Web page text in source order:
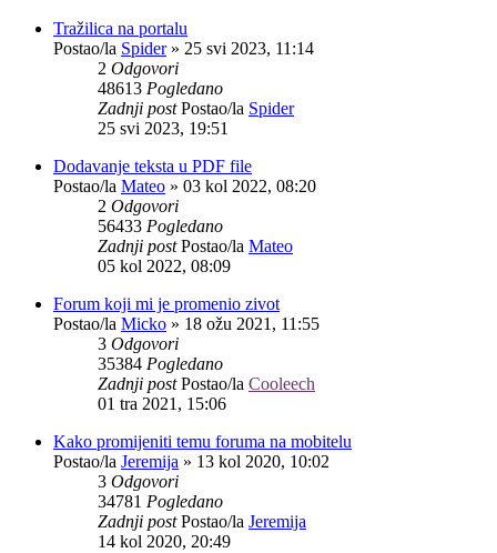
Tražilica na portalu
Postao/la Spider» 25 svi 2023, 11:14
2 Odgovori
48613 Pogledano
Zadnji postPostao/la Spider
25 svi 2023, 19:51
Dodavanje teksta u PDF file
Postao/la Mateo » 03 kol 2022, 08:20
2 Odgovori
56433 Pogledano
Zadnji postPostao/la Mateo
05 kol 2022, 08:09
Forum koji mi je promenio zivot
Postao/la Micko » 18 ožu 2021, 11:55
3 Odgovori
35384 Pogledano
Zadnji postPostao/la Cooleech
01 tra 2021, 15:06
Kako promijeniti temu foruma na mobitelu
Postao/la Jeremija » 13 kol 2020, 10:02
3 Odgovori
34781 Pogledano
Zadnji postPostao/la Jeremija
14 kol 2020, 20:49